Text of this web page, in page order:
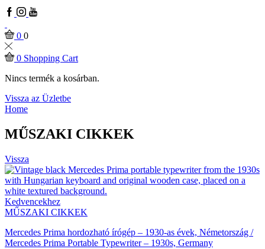
Facebook
Instagram
Youtube
0 0
0 Shopping Cart
Nincs termék a kosárban.
Vissza az Üzletbe
Home
MŰSZAKI CIKKEK
Vissza
Kedvencekhez
MŰSZAKI CIKKEK
Mercedes Prima hordozható írógép – 1930-as évek, Németország /
Mercedes Prima Portable Typewriter – 1930s, Germany